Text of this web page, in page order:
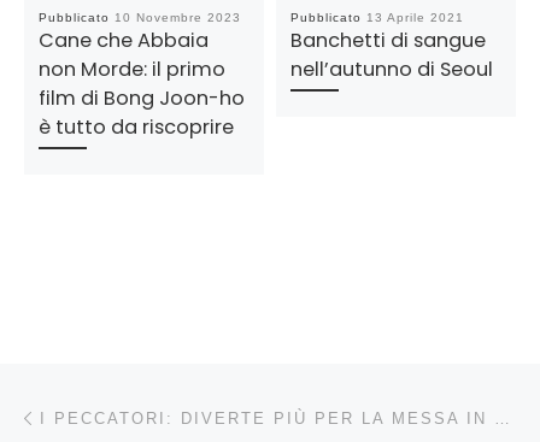
Pubblicato 10 Novembre 2023
Cane che Abbaia
non Morde: il primo
film di Bong Joon-ho
è tutto da riscoprire
Pubblicato 13 Aprile 2021
Banchetti di sangue
nell’autunno di Seoul
Navigazione articoli